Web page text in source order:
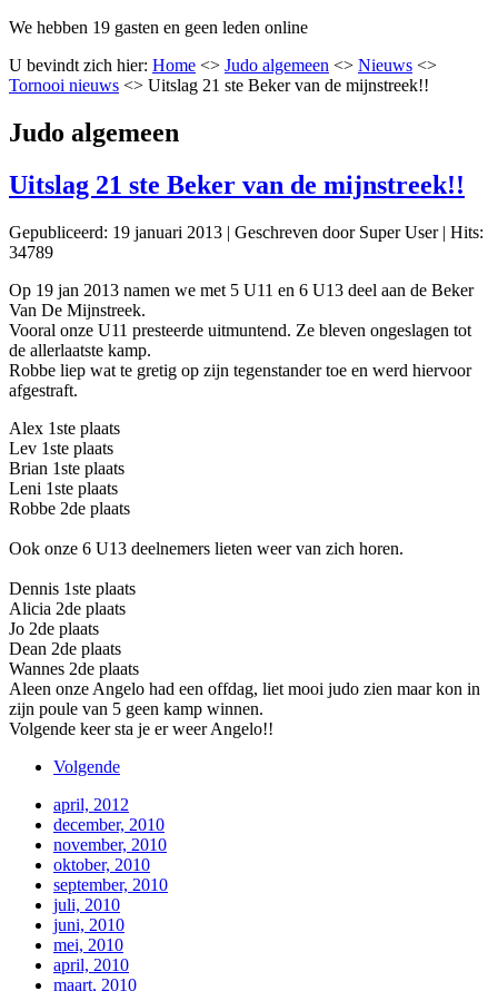
We hebben 19 gasten en geen leden online
U bevindt zich hier: Home <> Judo algemeen <> Nieuws <>
Tornooi nieuws <> Uitslag 21 ste Beker van de mijnstreek!!
Judo algemeen
Uitslag 21 ste Beker van de mijnstreek!!
Gepubliceerd: 19 januari 2013 | Geschreven door Super User| Hits:
34789
Op 19 jan 2013 namen we met 5 U11 en 6 U13 deel aan de Beker
Van De Mijnstreek.
Vooral onze U11 presteerde uitmuntend. Ze bleven ongeslagen tot
de allerlaatste kamp.
Robbe liep wat te gretig op zijn tegenstander toe en werd hiervoor
afgestraft.
Alex 1ste plaats
Lev 1ste plaats
Brian 1ste plaats
Leni 1ste plaats
Robbe 2de plaats
Ook onze 6 U13 deelnemers lieten weer van zich horen.
Dennis 1ste plaats
Alicia 2de plaats
Jo 2de plaats
Dean 2de plaats
Wannes 2de plaats
Aleen onze Angelo had een offdag, liet mooi judo zien maar kon in
zijn poule van 5 geen kamp winnen.
Volgende keer sta je er weer Angelo!!
Volgende
april, 2012
december, 2010
november, 2010
oktober, 2010
september, 2010
juli, 2010
juni, 2010
mei, 2010
april, 2010
maart, 2010